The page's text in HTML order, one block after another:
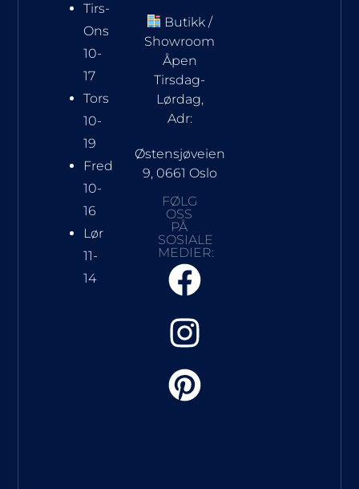
Tirs-
Ons
10-
17
Tors
10-
19
Fred
10-
16
Lør
11-
14
Butikk /
Showroom
Åpen
Tirsdag-
Lørdag,
Adr:
Østensjøveien
9, 0661 Oslo
FØLG
OSS
PÅ
SOSIALE
MEDIER: